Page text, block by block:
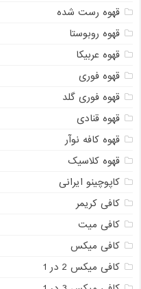
قهوه رست شده
قهوه روبوستا
قهوه عربیکا
قهوه فوری
قهوه فوری گلد
قهوه قنادی
قهوه کافه نوآر
قهوه کلاسیک
کاپوچینو ایرانی
کافی کریمر
کافی میت
کافی میکس
کافی میکس 2 در 1